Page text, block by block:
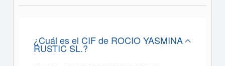
¿Cuál es el CIF de ROCIO YASMINA
RUSTIC SL.?